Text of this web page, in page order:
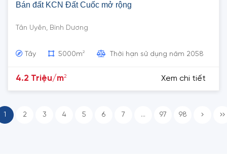
Bán đất KCN Đất Cuốc mở rộng
Tân Uyên, Bình Dương
Tây 5000m2 Thời hạn sử dụng năm 2058
4.2 Triệu/m2 Xem chi tiết
1 2 3 4 5 6 7 ... 97 98